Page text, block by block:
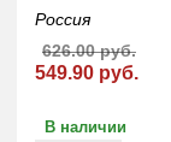
Россия
549.90 руб.
626.00 руб.
В наличии